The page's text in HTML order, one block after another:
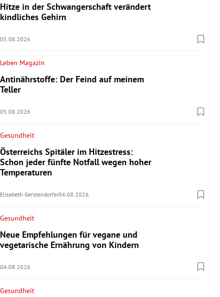
Hitze in der Schwangerschaft verändert
kindliches Gehirn
05.08.2026
Leben Magazin
Antinährstoffe: Der Feind auf meinem
Teller
05.08.2026
Gesundheit
Österreichs Spitäler im Hitzestress:
Schon jeder fünfte Notfall wegen hoher
Temperaturen
Elisabeth Gerstendorfer04.08.2026
Gesundheit
Neue Empfehlungen für vegane und
vegetarische Ernährung von Kindern
04.08.2026
Gesundheit